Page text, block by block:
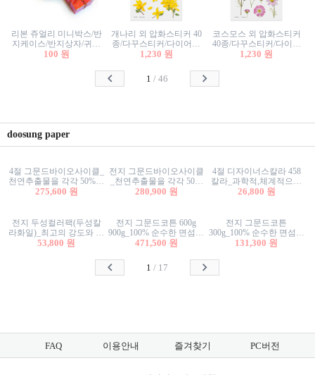
리본 쥬얼리 미니박스/반
지케이스/반지상자/귀걸
이상자/귀걸이박스/악세
100 원
개나리 외 압화스티커 40
종/다꾸스티커/다이어리
꾸미기/꽃스티커/자연물
1,230 원
코스모스 외 압화스티커
40종/다꾸스티커/다이어
리꾸미기/꽃스티커/자연
1,230 원
1 /46
doosung paper
4절 그문드바이오사이클_
천연추출물을 각각 50%이
상 함유한 친환경그래픽
275,600 원
전지 그문드바이오사이클
_천연추출물을 각각 50%
이상 함유한 친환경그래
280,900 원
4절 디자이너스칼라 458
칼라_과학적,체계적으로
분류된 200색을 갖춘 색지
26,800 원
전지 두성컬러팩(두성칼
라화일)_최고의 강도와 평
활성을 지닌 다양한 컬러
53,800 원
전지 그문드코튼 600g
900g_100% 순수한 면섬유
로 만든 친환경프리미엄
471,500 원
전지 그문드코튼
300g_100% 순수한 면섬유
로 만든 친환경프리미엄
131,300 원
1 / 17
FAQ 이용안내 즐겨찾기 PC버전